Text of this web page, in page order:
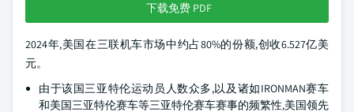
下载免费 PDF
2024年,美国在三联机车市场中约占80%的份额,创收6.527亿美
元。
由于该国三亚特伦运动员人数众多,以及诸如IRONMAN赛车
和美国三亚特伦赛车等三亚特伦赛车赛事的频繁性,美国领先